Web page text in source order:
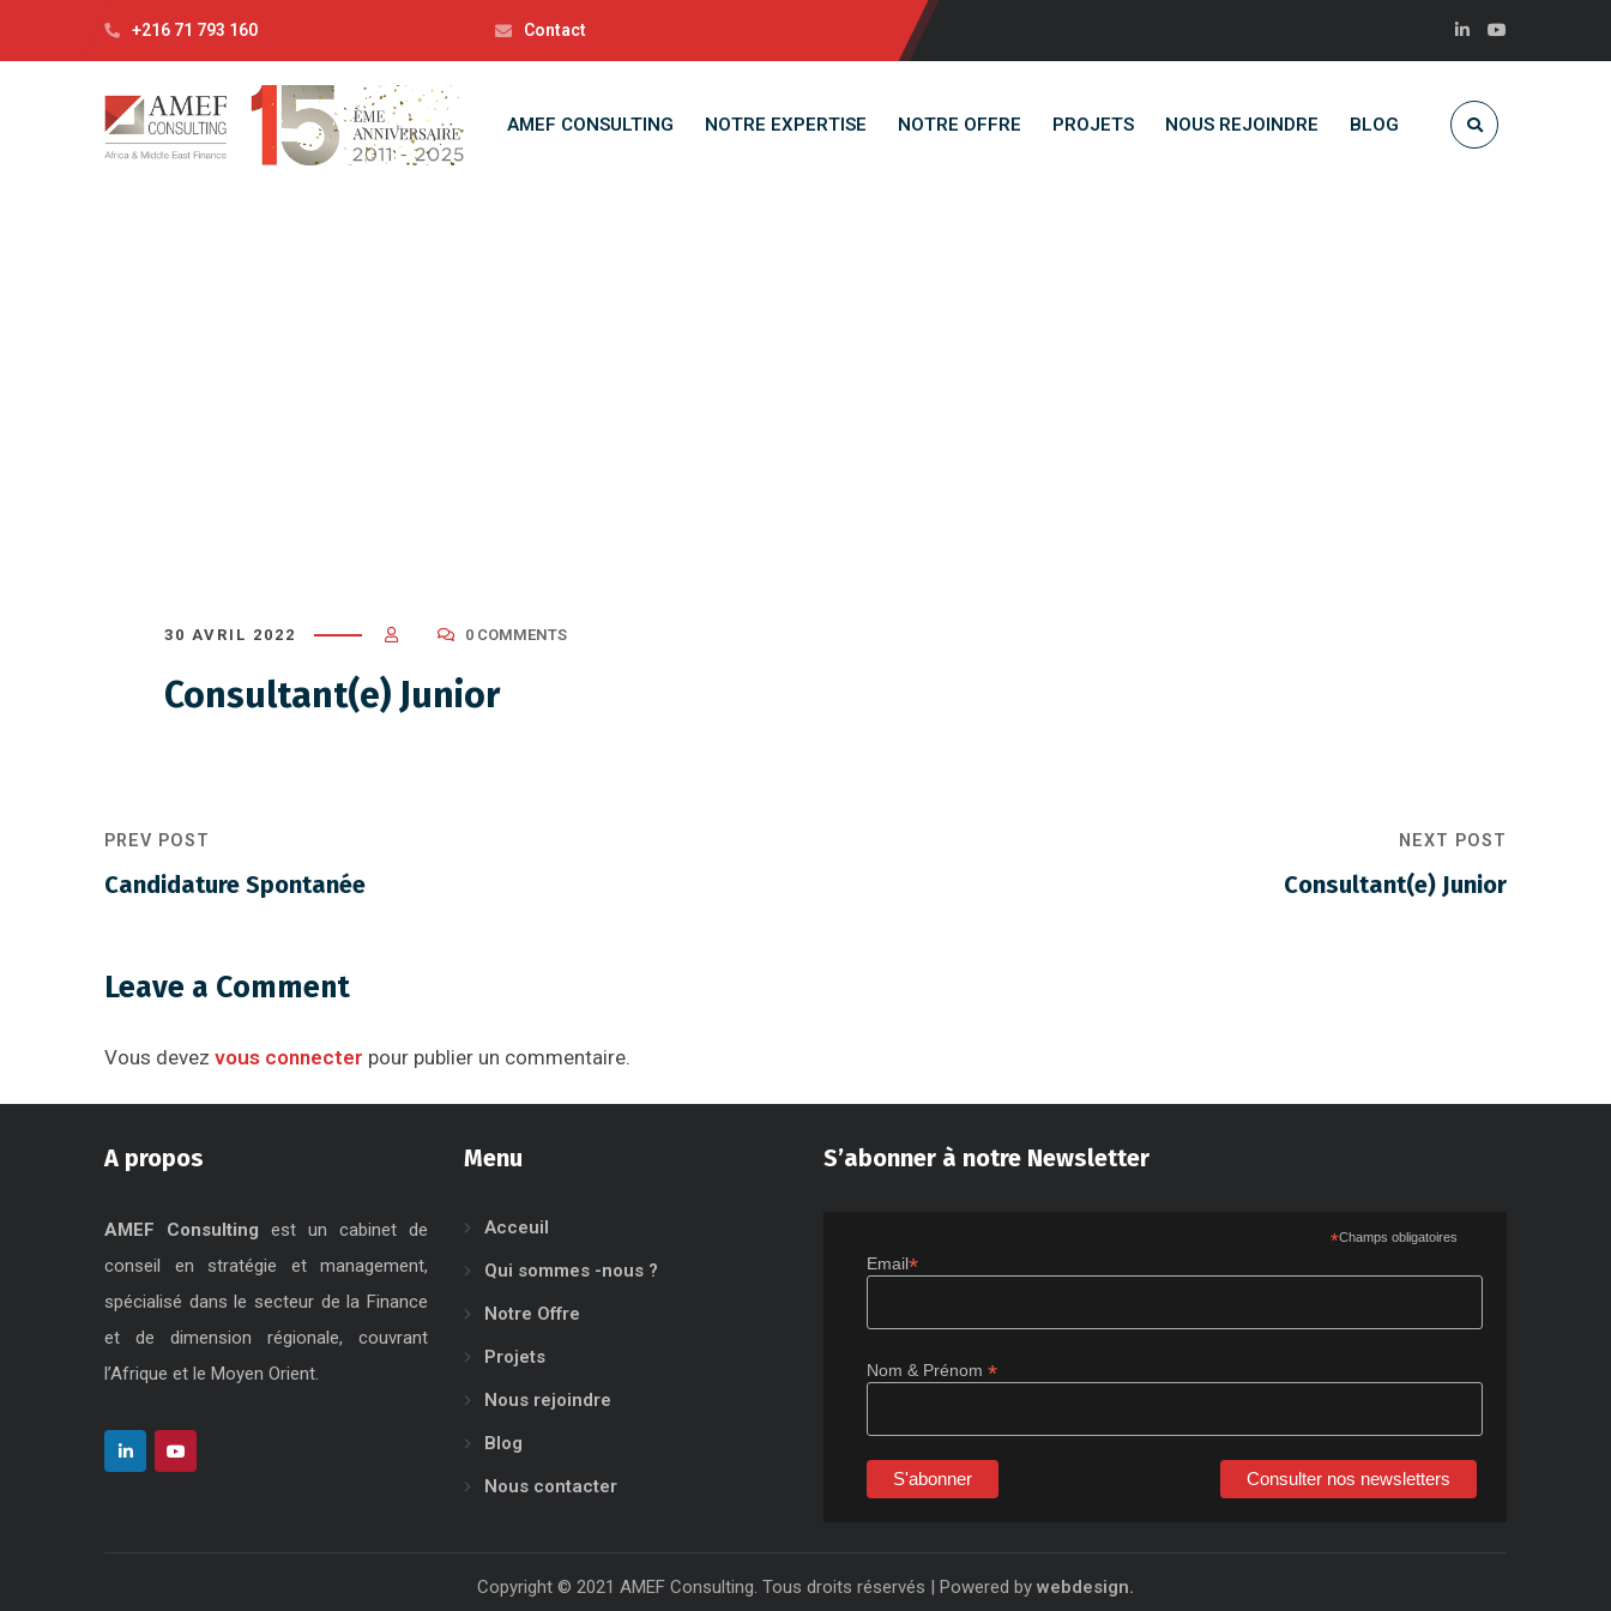
+216 71 793 160 Contact
AMEF CONSULTING NOTRE EXPERTISE NOTRE OFFRE PROJETS NOUS REJOINDRE BLOG
30 AVRIL 2022 0 COMMENTS
Consultant(e) Junior
PREV POST
Candidature Spontanée
NEXT POST
Consultant(e) Junior
Leave a Comment
Vous devez vous connecter pour publier un commentaire.
A propos
AMEF Consulting est un cabinet de
conseil en stratégie et management,
spécialisé dans le secteur de la Finance
et de dimension régionale, couvrant
l’Afrique et le Moyen Orient.
Menu
Acceuil
Qui sommes -nous ?
Notre Offre
Projets
Nous rejoindre
Blog
Nous contacter
S’abonner à notre Newsletter
*Champs obligatoires
Email*
Nom & Prénom *
Consulter nos newsletters
Copyright © 2021 AMEF Consulting. Tous droits réservés | Powered by webdesign.